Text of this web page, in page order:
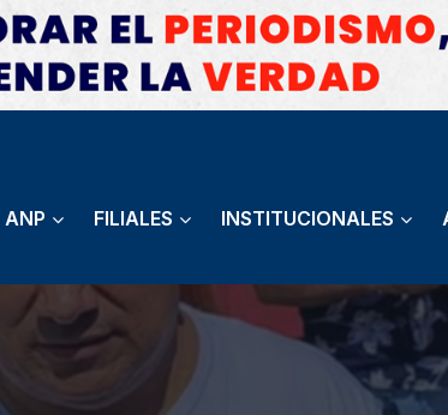
ANP FILIALES INSTITUCIONALES